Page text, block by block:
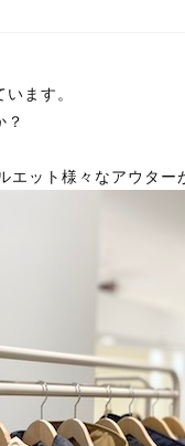
ます。
？
ット様々なアウター